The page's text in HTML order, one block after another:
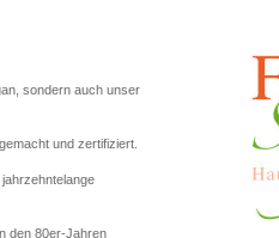
sondern auch unser
und zertifiziert.
den 80er-Jahren